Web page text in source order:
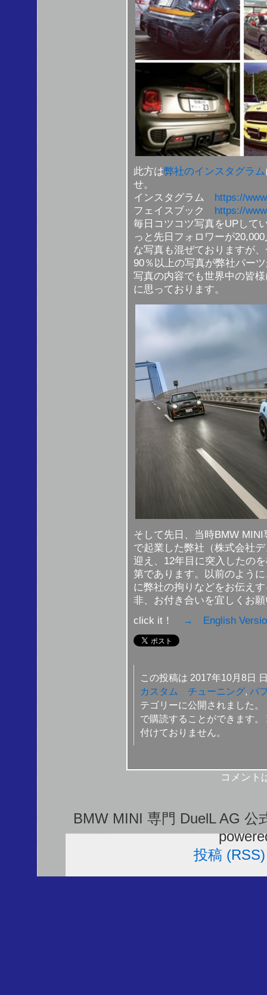
此方は弊社のインスタグラム
せ。
インスタグラム https://
フェイスブック https://
毎日コツコツ写真をUPして
っと先日フォロワーが
な写真も混ぜておりますが
90％以上の写真が弊社パー
写真の内容でも世界中の皆
に思っております。
そして先日、当時BMW
で起業した弊社（株式会社
迎え、12年目に突入したの
第であります。以前のよう
に弊社の拘りなどをお伝え
非、お付き合いを宜しくお
click it！
→ English
この投稿は 2017年10月8日
カスタム チューニング, パ
テゴリーに公開されました
で購読することができます
付けておりません。
コメント
BMW MINI 専門 DuelL AG
投稿 (RSS)